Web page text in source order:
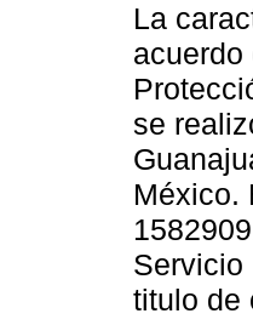
La
se
México.
Servicio
titulo de